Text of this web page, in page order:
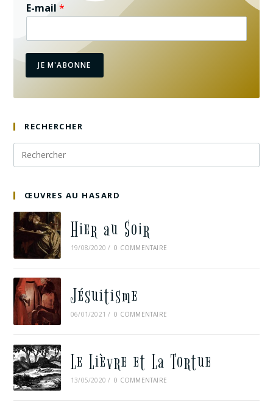
E-mail*
JE M'ABONNE
RECHERCHER
ŒUVRES AU HASARD
Hier au Soir
19/08/2020 / 0 COMMENTAIRE
Jésuitisme
06/01/2021 / 0 COMMENTAIRE
Le Lièvre et La Tortue
13/05/2020 / 0 COMMENTAIRE